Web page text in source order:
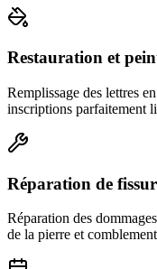
Restauration et
Remplissage des lettres
inscriptions parfaitement
Réparation de
Réparation des
de la pierre et